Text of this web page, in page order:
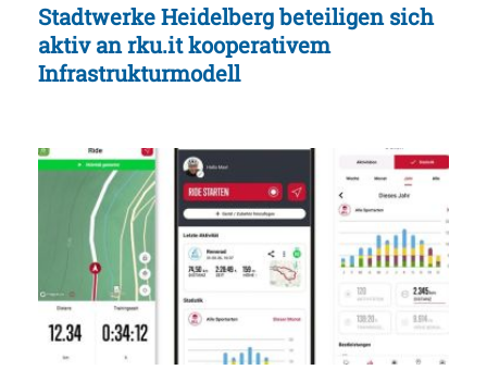
Stadtwerke Heidelberg beteiligen sich
aktiv an rku.it kooperativem
Infrastrukturmodell